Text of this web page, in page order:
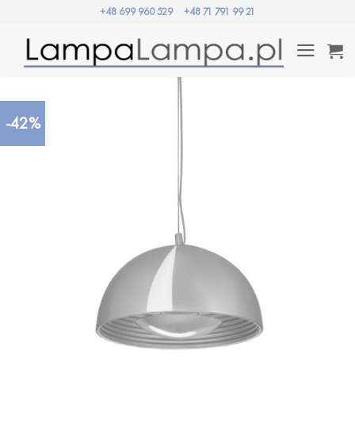
zawartości
+48 699 960 529 +48 71 791 99 21
-42%